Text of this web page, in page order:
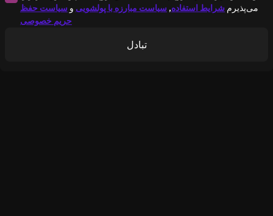
می‌پذیرم شرایط استفاده, سیاست مبارزه با پولشویی و سیاست حفظ
حریم خصوصی
تبادل